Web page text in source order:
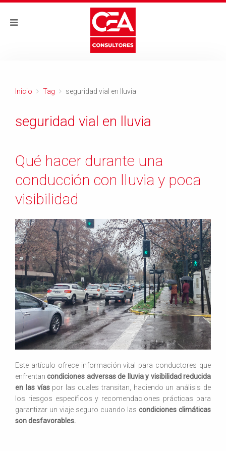
Inicio Tag seguridad vial en lluvia
seguridad vial en lluvia
Qué hacer durante una
conducción con lluvia y poca
visibilidad
Este artículo ofrece información vital para conductores que
enfrentancondiciones adversas de lluvia y visibilidad reducida
en las víaspor las cuales transitan, haciendo un análisis de
los riesgos específicos y recomendaciones prácticas para
garantizar un viaje seguro cuando las condiciones climáticas
son desfavorables.